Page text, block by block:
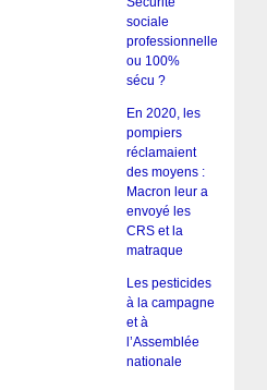
sociale
professionnelle
ou 100%
sécu ?
En 2020, les
pompiers
réclamaient
des moyens :
Macron leur a
envoyé les
CRS et la
matraque
Les pesticides
à la campagne
et à
l’Assemblée
nationale